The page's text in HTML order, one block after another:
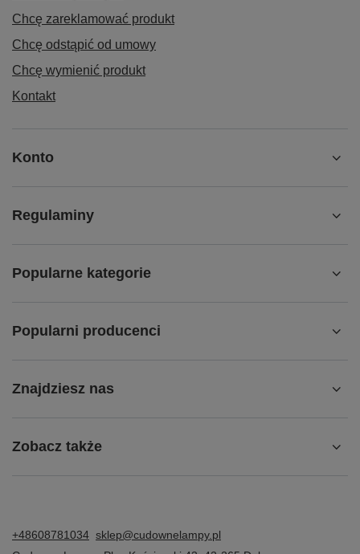
Chcę zareklamować produkt
Chcę odstąpić od umowy
Chcę wymienić produkt
Kontakt
Konto
Regulaminy
Popularne kategorie
Popularni producenci
Znajdziesz nas
Zobacz także
+48608781034 sklep@cudownelampy.pl